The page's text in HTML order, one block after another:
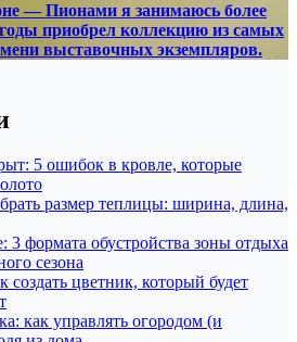
— Пионами я занимаюсь более
приобрел коллекцию из самых
выставочных экземпляров.
5 ошибок в кровле, которые
размер теплицы: ширина, длина,
3 формата обустройства зоны отдыха
сезона
создать цветник, который будет
как управлять огородом (и